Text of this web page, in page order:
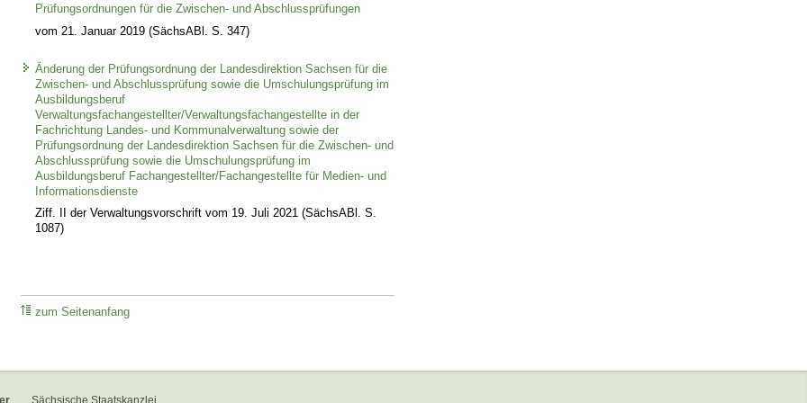
Prüfungsordnungen für die Zwischen- und Abschlussprüfungen
vom 21. Januar 2019 (SächsABl. S. 347)
Änderung der Prüfungsordnung der Landesdirektion Sachsen für die
Zwischen- und Abschlussprüfung sowie die Umschulungsprüfung im
Ausbildungsberuf
Verwaltungsfachangestellter/Verwaltungsfachangestellte in der
Fachrichtung Landes- und Kommunalverwaltung sowie der
Prüfungsordnung der Landesdirektion Sachsen für die Zwischen- und
Abschlussprüfung sowie die Umschulungsprüfung im
Ausbildungsberuf Fachangestellter/Fachangestellte für Medien- und
Informationsdienste
Ziff. II der Verwaltungsvorschrift vom 19. Juli 2021 (SächsABl. S.
1087)
zum Seitenanfang
Sächsische Staatskanzlei